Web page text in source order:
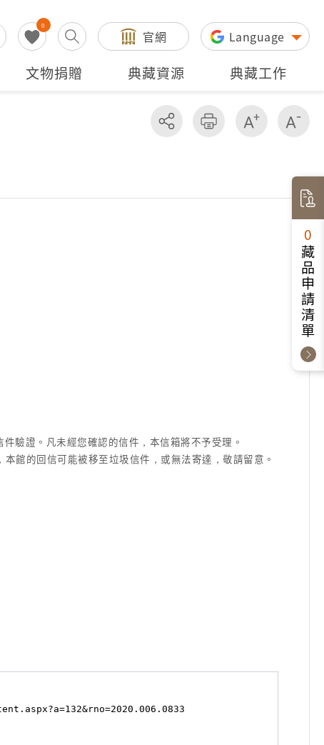
0
官網 Language
文物捐贈 典藏資源 典藏工作
分享 友善列印 增加字級
驗證。凡未經您確認的信件，本信箱將不予受理。
館的回信可能被移至垃圾信件，或無法寄達，敬請留意。
0
藏品申請清單